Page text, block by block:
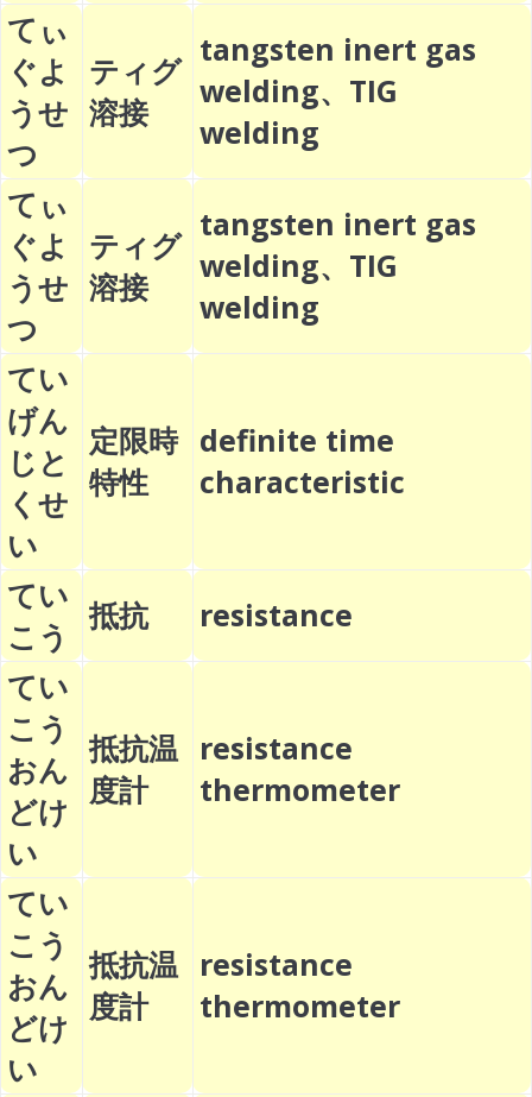
てぃ
ぐよ
うせ
つ
ティグ
溶接
tangsten inert gas
welding、TIG
welding
てぃ
ぐよ
うせ
つ
ティグ
溶接
tangsten inert gas
welding、TIG
welding
てい
げん
じと
くせ
い
定限時
特性
definite time
characteristic
てい
こう
抵抗
resistance
てい
こう
おん
どけ
い
抵抗温
度計
resistance
thermometer
てい
こう
おん
どけ
い
抵抗温
度計
resistance
thermometer